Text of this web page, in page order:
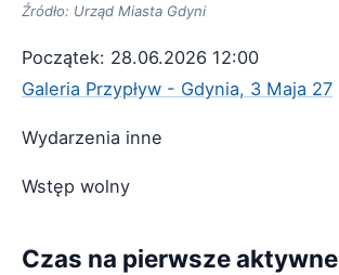
Źródło: Urząd Miasta Gdyni
Początek: 28.06.2026 12:00
Galeria Przypływ - Gdynia, 3 Maja 27
Wydarzenia inne
Wstęp wolny
Czas na pierwsze aktywne